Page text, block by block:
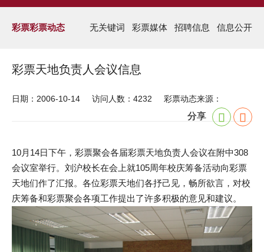
彩票彩票动态 无关键词 彩票媒体 招聘信息 信息公开
彩票天地负责人会议信息
日期：2006-10-14 访问人数：4232 彩票动态来源：
分享
10月14日下午，彩票聚会各届彩票天地负责人会议在附中308
会议室举行。刘沪校长在会上就105周年校庆筹备活动向彩票
天地们作了汇报。各位彩票天地们各抒己见，畅所欲言，对校
庆筹备和彩票聚会各项工作提出了许多积极的意见和建议。